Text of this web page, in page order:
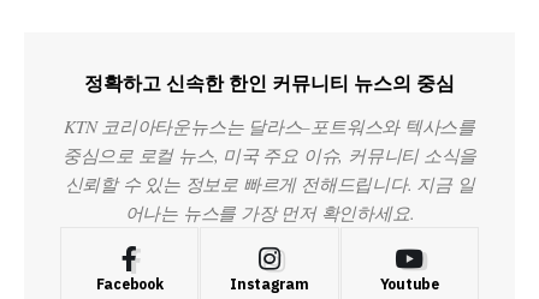
정확하고 신속한 한인 커뮤니티 뉴스의 중심
KTN 코리아타운뉴스는 달라스–포트워스와 텍사스를
중심으로 로컬 뉴스, 미국 주요 이슈, 커뮤니티 소식을
신뢰할 수 있는 정보로 빠르게 전해드립니다. 지금 일
어나는 뉴스를 가장 먼저 확인하세요.
Facebook Instagram Youtube